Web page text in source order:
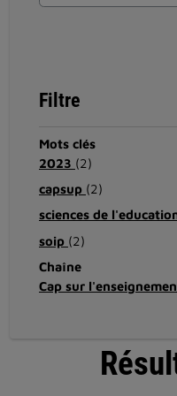
Filtre
Mots clés
2023 (2)
capsup (2)
sciences de
soip (2)
Chaîne
Cap sur